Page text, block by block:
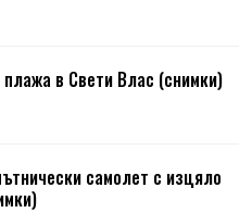
в Свети Влас (снимки)
самолет с изцяло